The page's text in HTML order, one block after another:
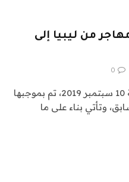
دولية لإجلاء 4700 مهاجر من ليبيا إلى
0
اتفاقية الإجلاء• الاتفاقية الموقعة 10 سبتمبر 2019، تم بموجبها
وتأتي بناء على ما